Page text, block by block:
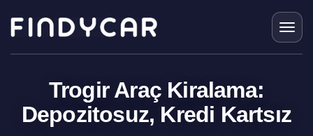
content
Trogir Araç Kiralama:
Depozitosuz, Kredi Kartsız